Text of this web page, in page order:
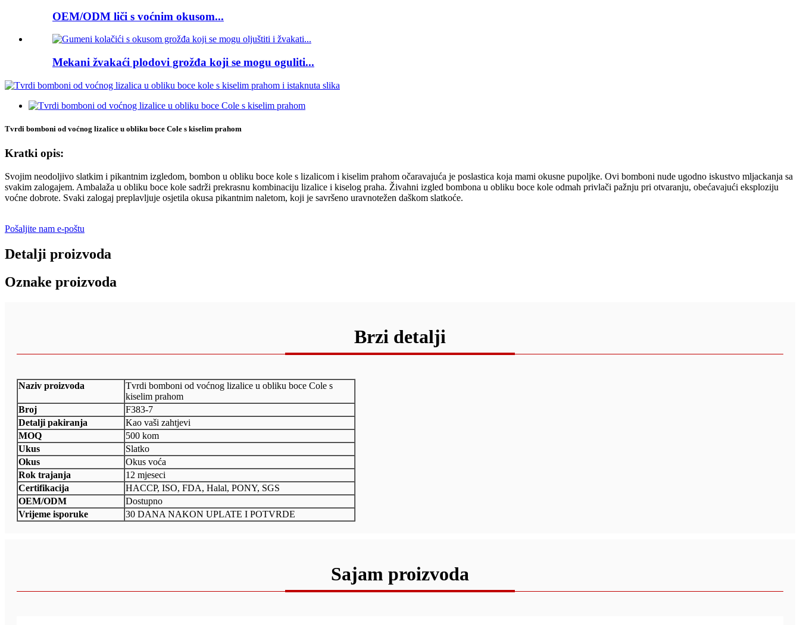
OEM/ODM liči s voćnim okusom...
Mekani žvakaći plodovi grožđa koji se mogu oguliti...
Tvrdi bomboni od voćnog lizalice u obliku boce Cole s kiselim prahom
Kratki opis:
Svojim neodoljivo slatkim i pikantnim izgledom, bombon u obliku boce kole s lizalicom i kiselim prahom očaravajuća je poslastica koja mami okusne pupoljke. Ovi bomboni nude ugodno iskustvo mljackanja sa
svakim zalogajem. Ambalaža u obliku boce kole sadrži prekrasnu kombinaciju lizalice i kiselog praha. Živahni izgled bombona u obliku boce kole odmah privlači pažnju pri otvaranju, obećavajući eksploziju
voćne dobrote. Svaki zalogaj preplavljuje osjetila okusa pikantnim naletom, koji je savršeno uravnotežen daškom slatkoće.
Pošaljite nam e-poštu
Detalji proizvoda
Oznake proizvoda
Brzi detalji
Naziv proizvoda
Tvrdi bomboni od voćnog lizalice u obliku boce Cole s
kiselim prahom
Broj
F383-7
Detalji pakiranja
Kao vaši zahtjevi
MOQ
500 kom
Ukus
Slatko
Okus
Okus voća
Rok trajanja
12 mjeseci
Certifikacija
HACCP, ISO, FDA, Halal, PONY, SGS
OEM/ODM
Dostupno
Vrijeme isporuke
30 DANA NAKON UPLATE I POTVRDE
Sajam proizvoda